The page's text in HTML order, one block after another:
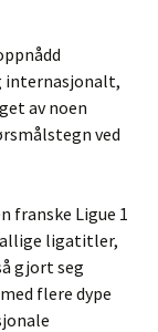
internasjonalt,
av noen
ved
franske Ligue 1
ligatitler,
gjort seg
flere dype